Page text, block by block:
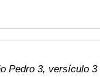
Pedro 3, versículo 3